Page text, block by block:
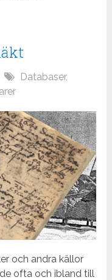
Databaser,
och andra källor
ofta och ibland till